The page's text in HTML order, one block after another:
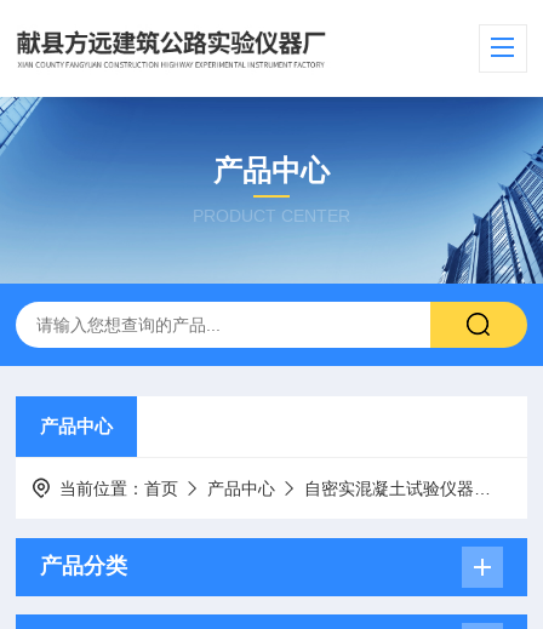
产品中心
PRODUCT CENTER
产品中心
当前位置：首页 产品中心 自密实混凝土试验仪器
产品分类